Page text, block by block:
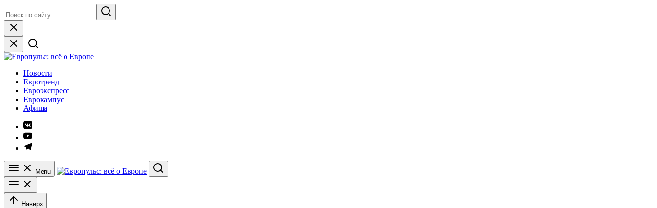
to
content
for:
Search
Close
Европульс: всё о Европе
Новости
Евротренд
Евроэкспресс
Еврокампус
Афиша
Элемент
меню
Элемент
меню
Элемент
Menu
Search
Наверх